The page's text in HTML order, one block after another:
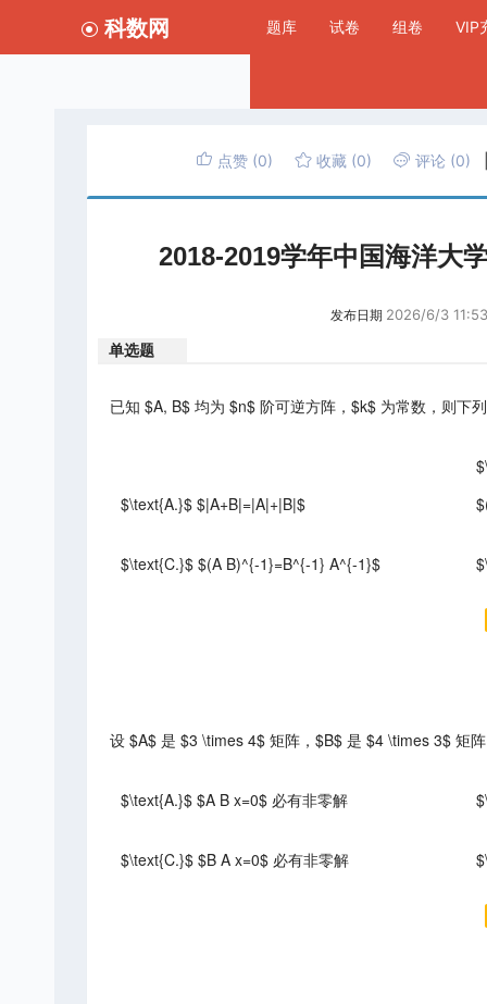
科数网 题库 试卷 组卷 VIP
点赞 (0) 收藏 (0) 评论 (0)
2018-2019学年中国海洋大
发布日期 2026/6/3
单选题
已知 $A, B$ 均为 $n$ 阶可逆方阵，$k$ 为常数，则下
$\text{A.}$ $|A+B|=|A|+|B|$
$\text{C.}$ $(A B)^{-1}=B^{-1} A^{-1}$
设 $A$ 是 $3 \times 4$ 矩阵，$B$ 是 $4 \times 3$ 矩
$\text{A.}$ $A B x=0$ 必有非零解
$\text{C.}$ $B A x=0$ 必有非零解